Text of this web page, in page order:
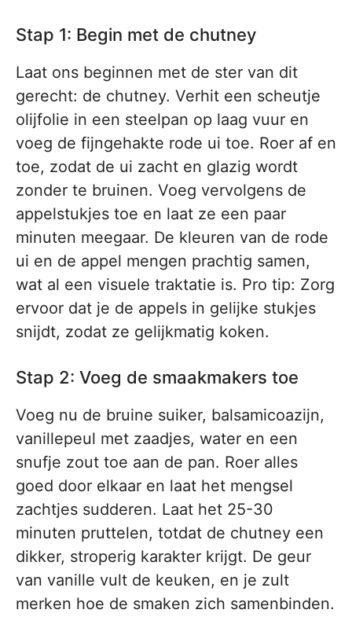
Stap 1: Begin met de chutney
Laat ons beginnen met de ster van dit
gerecht: de chutney. Verhit een scheutje
olijfolie in een steelpan op laag vuur en
voeg de fijngehakte rode ui toe. Roer af en
toe, zodat de ui zacht en glazig wordt
zonder te bruinen. Voeg vervolgens de
appelstukjes toe en laat ze een paar
minuten meegaar. De kleuren van de rode
ui en de appel mengen prachtig samen,
wat al een visuele traktatie is. Pro tip: Zorg
ervoor dat je de appels in gelijke stukjes
snijdt, zodat ze gelijkmatig koken.
Stap 2: Voeg de smaakmakers toe
Voeg nu de bruine suiker, balsamicoazijn,
vanillepeul met zaadjes, water en een
snufje zout toe aan de pan. Roer alles
goed door elkaar en laat het mengsel
zachtjes sudderen. Laat het 25-30
minuten pruttelen, totdat de chutney een
dikker, stroperig karakter krijgt. De geur
van vanille vult de keuken, en je zult
merken hoe de smaken zich samenbinden.